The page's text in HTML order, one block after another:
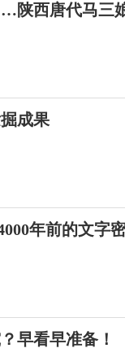
陕西唐代马三
成果
年前的文字
早看早准备！